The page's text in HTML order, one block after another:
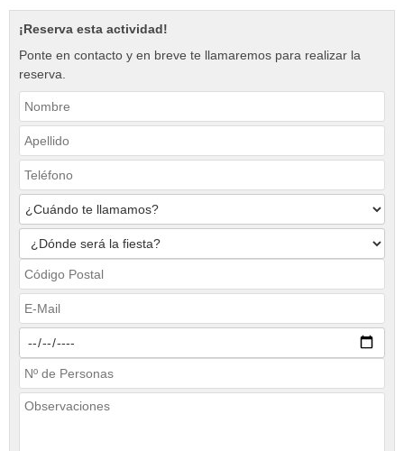
¡Reserva esta actividad!
Ponte en contacto y en breve te llamaremos para realizar la
reserva.